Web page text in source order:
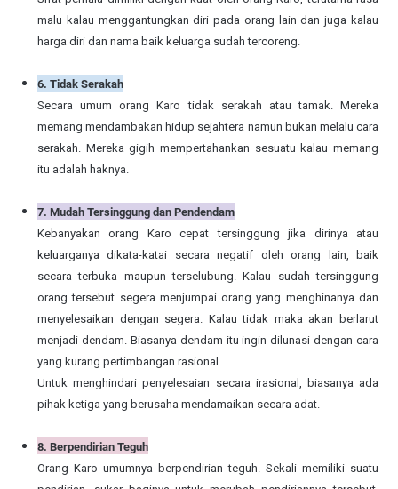
malu kalau menggantungkan diri pada orang lain dan juga kalau
harga diri dan nama baik keluarga sudah tercoreng.
6. Tidak Serakah
Secara umum orang Karo tidak serakah atau tamak. Mereka
memang mendambakan hidup sejahtera namun bukan melalu cara
serakah. Mereka gigih mempertahankan sesuatu kalau memang
itu adalah haknya.
7. Mudah Tersinggung dan Pendendam
Kebanyakan orang Karo cepat tersinggung jika dirinya atau
keluarganya dikata-katai secara negatif oleh orang lain, baik
secara terbuka maupun terselubung. Kalau sudah tersinggung
orang tersebut segera menjumpai orang yang menghinanya dan
menyelesaikan dengan segera. Kalau tidak maka akan berlarut
menjadi dendam. Biasanya dendam itu ingin dilunasi dengan cara
yang kurang pertimbangan rasional.
Untuk menghindari penyelesaian secara irasional, biasanya ada
pihak ketiga yang berusaha mendamaikan secara adat.
8. Berpendirian Teguh
Orang Karo umumnya berpendirian teguh. Sekali memiliki suatu